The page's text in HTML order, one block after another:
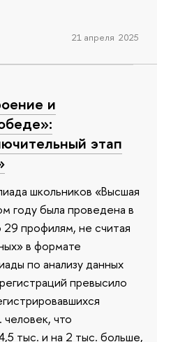
21 апреля 2025
и
этап
школьников «Высшая
году была проведена в
профилям, не считая
в формате
по анализу данных
превысило
что
тыс. и на 2 тыс. больше,